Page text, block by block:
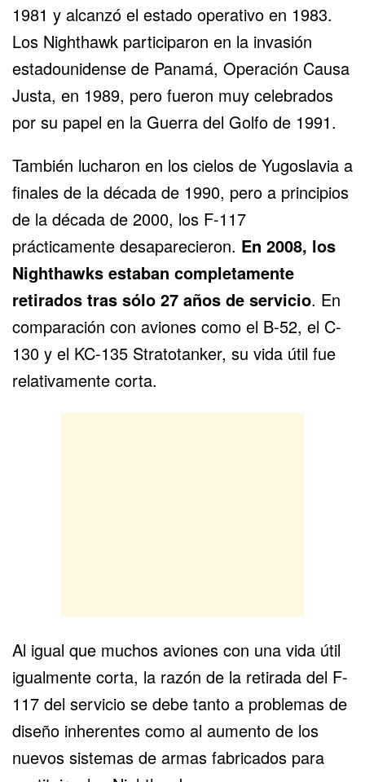
1981 y alcanzó el estado operativo en 1983.
Los Nighthawk participaron en la invasión
estadounidense de Panamá, Operación Causa
Justa, en 1989, pero fueron muy celebrados
por su papel en la Guerra del Golfo de 1991.
También lucharon en los cielos de Yugoslavia a
finales de la década de 1990, pero a principios
de la década de 2000, los F-117
prácticamente desaparecieron. En 2008, los
Nighthawks estaban completamente
retirados tras sólo 27 años de servicio. En
comparación con aviones como el B-52, el C-
130 y el KC-135 Stratotanker, su vida útil fue
relativamente corta.
Al igual que muchos aviones con una vida útil
igualmente corta, la razón de la retirada del F-
117 del servicio se debe tanto a problemas de
diseño inherentes como al aumento de los
nuevos sistemas de armas fabricados para